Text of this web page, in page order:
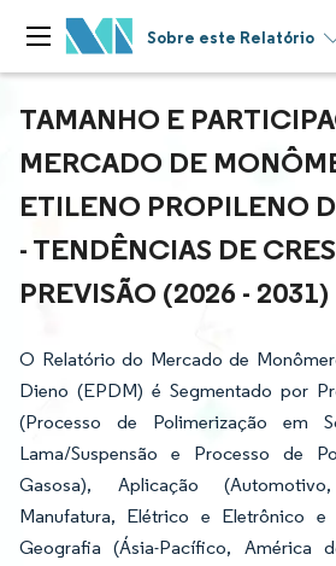
Sobre este Relatório
TAMANHO E
MERCADO DE
ETILENO PROPILENO
- TENDÊNCIAS DE
PREVISÃO (2026 - 2031)
O Relatório do Mercado de
Dieno (EPDM) é Segmentado por
(Processo de Polimerização em
Lama/Suspensão e Processo de
Gasosa), Aplicação
Manufatura, Elétrico e Eletrônico e
Geografia (Ásia-Pacífico, América